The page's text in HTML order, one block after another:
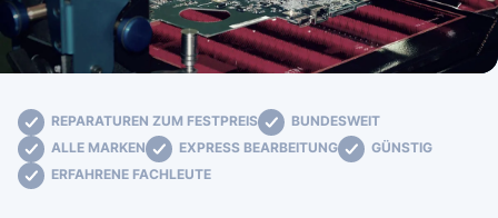
REPARATUREN ZUM FESTPREIS
BUNDESWEIT
ALLE MARKEN
EXPRESS BEARBEITUNG
GÜNSTIG
ERFAHRENE FACHLEUTE